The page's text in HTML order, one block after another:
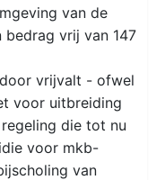
van de
bedrag vrij van 147
vrijvalt - ofwel
voor uitbreiding
die tot nu
voor mkb-
van